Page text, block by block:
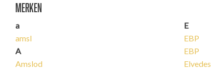
Merken
a
amsl
A
Amslod
E
EBP
EBP
Elvedes